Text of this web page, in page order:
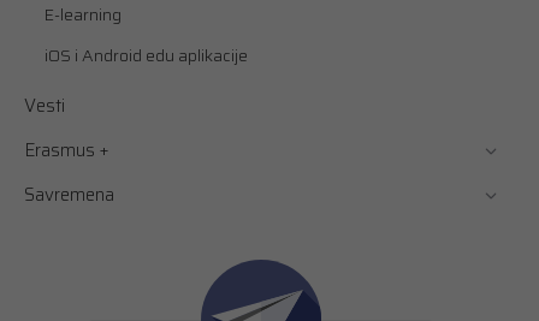
E-learning
iOS i Android edu aplikacije
Vesti
Erasmus +
Savremena